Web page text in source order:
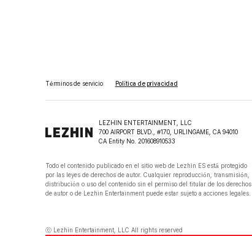
Términos de servicio Política de privacidad
LEZHIN ENTERTAINMENT, LLC
700 AIRPORT BLVD., #170, URLINGAME, CA 94010
CA Entity No. 201608910533
Todo el contenido publicado en el sitio web de Lezhin ES está protegido
por las leyes de derechos de autor. Cualquier reproducción, transmisión,
distribución o uso del contenido sin el permiso del titular de los derechos
de autor o de Lezhin Entertainment puede estar sujeto a acciones legales.
ⓒ Lezhin Entertainment, LLC All rights reserved